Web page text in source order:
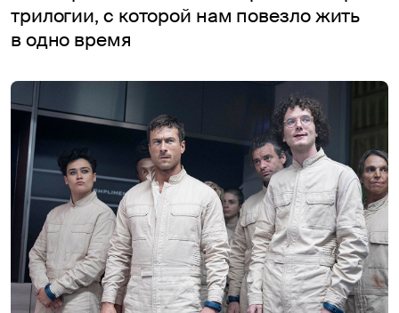
трилогии, с которой нам повезло жить
в одно время